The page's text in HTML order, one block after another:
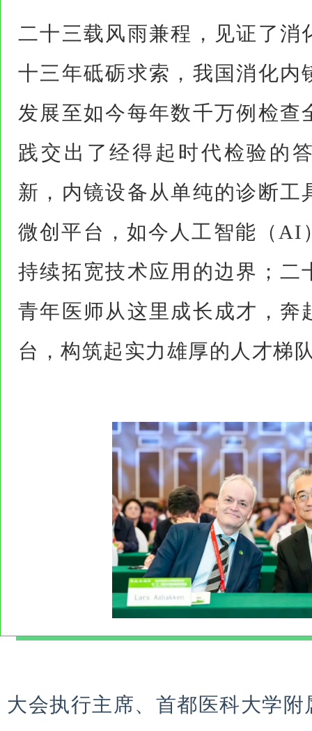
二十三载风雨兼程，见证了消
十三年砥砺求索，我国消化内
发展至如今每年数千万例检查
践交出了经得起时代检验的
新，内镜设备从单纯的诊断工
微创平台，如今人工智能（AI
持续拓宽技术应用的边界；二
青年医师从这里成长成才，奔
台，构筑起实力雄厚的人才梯
大会执行主席、首都医科大学